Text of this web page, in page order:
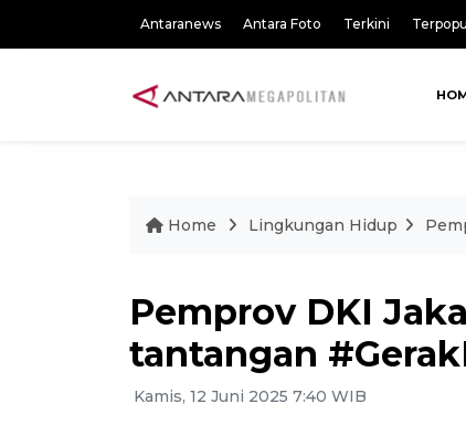
Antaranews Antara Foto Terkini
Home Lingkungan Hidup
Pemprov DKI
tantangan
Kamis, 12 Juni 2025 7:40 WIB